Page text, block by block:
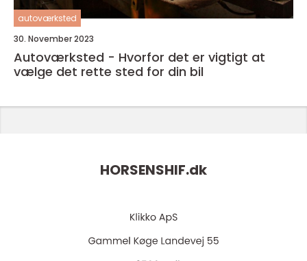
autoværksted
30. November 2023
Autoværksted - Hvorfor det er vigtigt at
vælge det rette sted for din bil
HORSENSHIF.dk